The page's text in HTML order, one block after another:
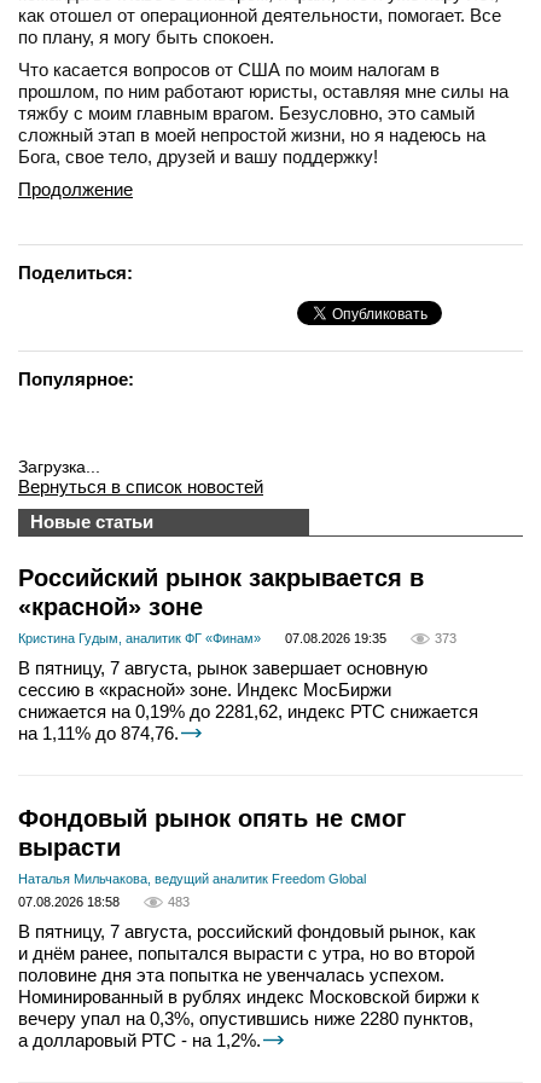
как отошел от операционной деятельности, помогает. Все
по плану, я могу быть спокоен.
Что касается вопросов от США по моим налогам в
прошлом, по ним работают юристы, оставляя мне силы на
тяжбу с моим главным врагом. Безусловно, это самый
сложный этап в моей непростой жизни, но я надеюсь на
Бога, свое тело, друзей и вашу поддержку!
Продолжение
Поделиться:
Популярное:
Загрузка...
Вернуться в список новостей
Новые статьи
Российский рынок закрывается в
«красной» зоне
Кристина Гудым, аналитик ФГ «Финам» 07.08.2026 19:35 373
В пятницу, 7 августа, рынок завершает основную
сессию в «красной» зоне. Индекс МосБиржи
снижается на 0,19% до 2281,62, индекс РТС снижается
на 1,11% до 874,76.
Фондовый рынок опять не смог
вырасти
Наталья Мильчакова, ведущий аналитик Freedom Global
07.08.2026 18:58
483
В пятницу, 7 августа, российский фондовый рынок, как
и днём ранее, попытался вырасти с утра, но во второй
половине дня эта попытка не увенчалась успехом.
Номинированный в рублях индекс Московской биржи к
вечеру упал на 0,3%, опустившись ниже 2280 пунктов,
а долларовый РТС - на 1,2%.